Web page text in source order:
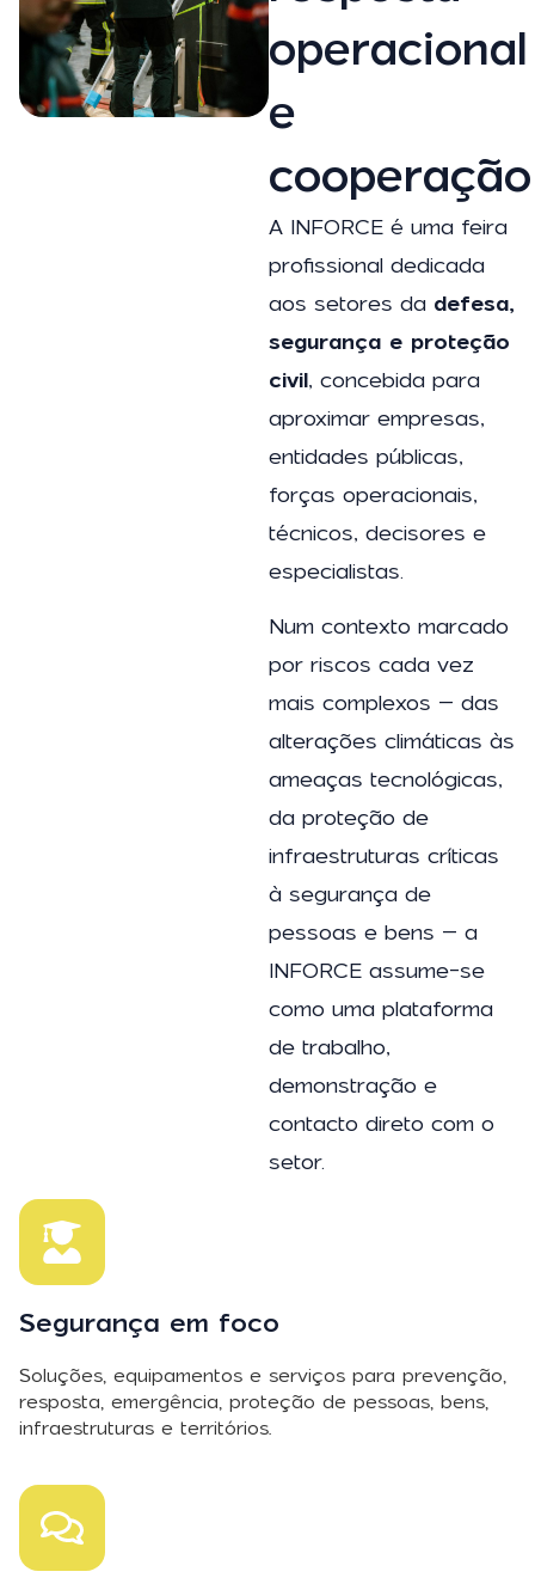
operacional
e
cooperação
A INFORCE é uma feira
profissional dedicada
aos setores da defesa,
segurança e proteção
civil, concebida para
aproximar empresas,
entidades públicas,
forças operacionais,
técnicos, decisores e
especialistas.
Num contexto marcado
por riscos cada vez
mais complexos – das
alterações climáticas às
ameaças tecnológicas,
da proteção de
infraestruturas críticas
à segurança de
pessoas e bens – a
INFORCE assume-se
como uma plataforma
de trabalho,
demonstração e
contacto direto com o
setor.
Segurança em foco
Soluções, equipamentos e serviços para prevenção,
resposta, emergência, proteção de pessoas, bens,
infraestruturas e territórios.